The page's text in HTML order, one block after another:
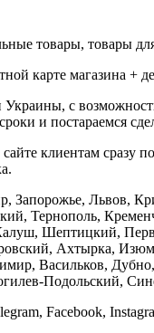
товары, товары
карте магазина
с
и постараемся
клиентам сразу
Запорожье,
Тернополь,
Шептицкий,
Ахтырка,
Васильков,
Подольский,
Facebook,